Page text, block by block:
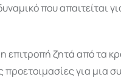
που απαιτείται
επιτροπή ζητά από τα
προετοιμασίες για μια